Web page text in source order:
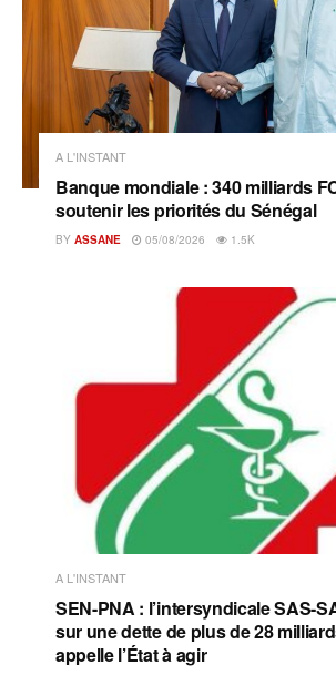
A L'INSTANT
Banque mondiale : 340 milliards
soutenir les priorités du Sénégal
BY ASSANE 05/08/2026 1.5K
A L'INSTANT
SEN-PNA : l’intersyndicale SAS-
sur une dette de plus de 28
appelle l’État à agir